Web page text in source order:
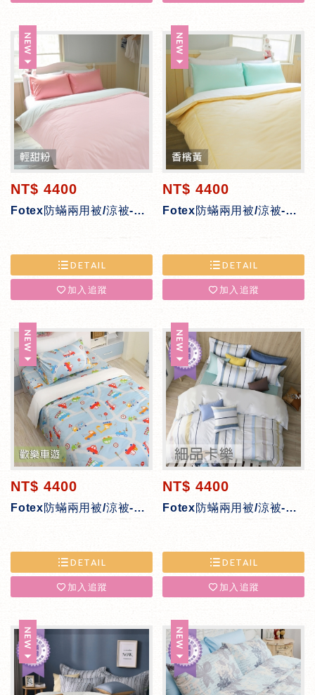
NT$ 4400
Fotex防蟎兩用被/涼被-輕甜粉
DETAIL
加入追蹤
NT$ 4400
Fotex防蟎兩用被/涼被-香檳黃
DETAIL
加入追蹤
NT$ 4400
Fotex防蟎兩用被/涼被-歡樂車遊
DETAIL
加入追蹤
NT$ 4400
Fotex防蟎兩用被/涼被-細品卡樂
DETAIL
加入追蹤